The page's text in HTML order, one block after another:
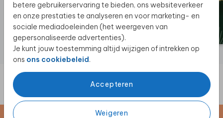
betere gebruikerservaring te bieden, ons websiteverkeer
en onze prestaties te analyseren en voor marketing- en
sociale mediadoeleinden (het weergeven van
gepersonaliseerde advertenties).
Je kunt jouw toestemming altijd wijzigen of intrekken op
ons ons cookiebeleid.
Accepteren
Weigeren